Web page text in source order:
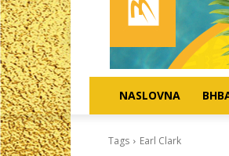
NASLOVNA
Tags Earl Clark